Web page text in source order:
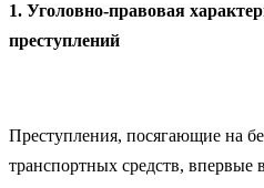
1. Уголовно-правовая
преступлений
Преступления, посягающие на
транспортных средств, впервые